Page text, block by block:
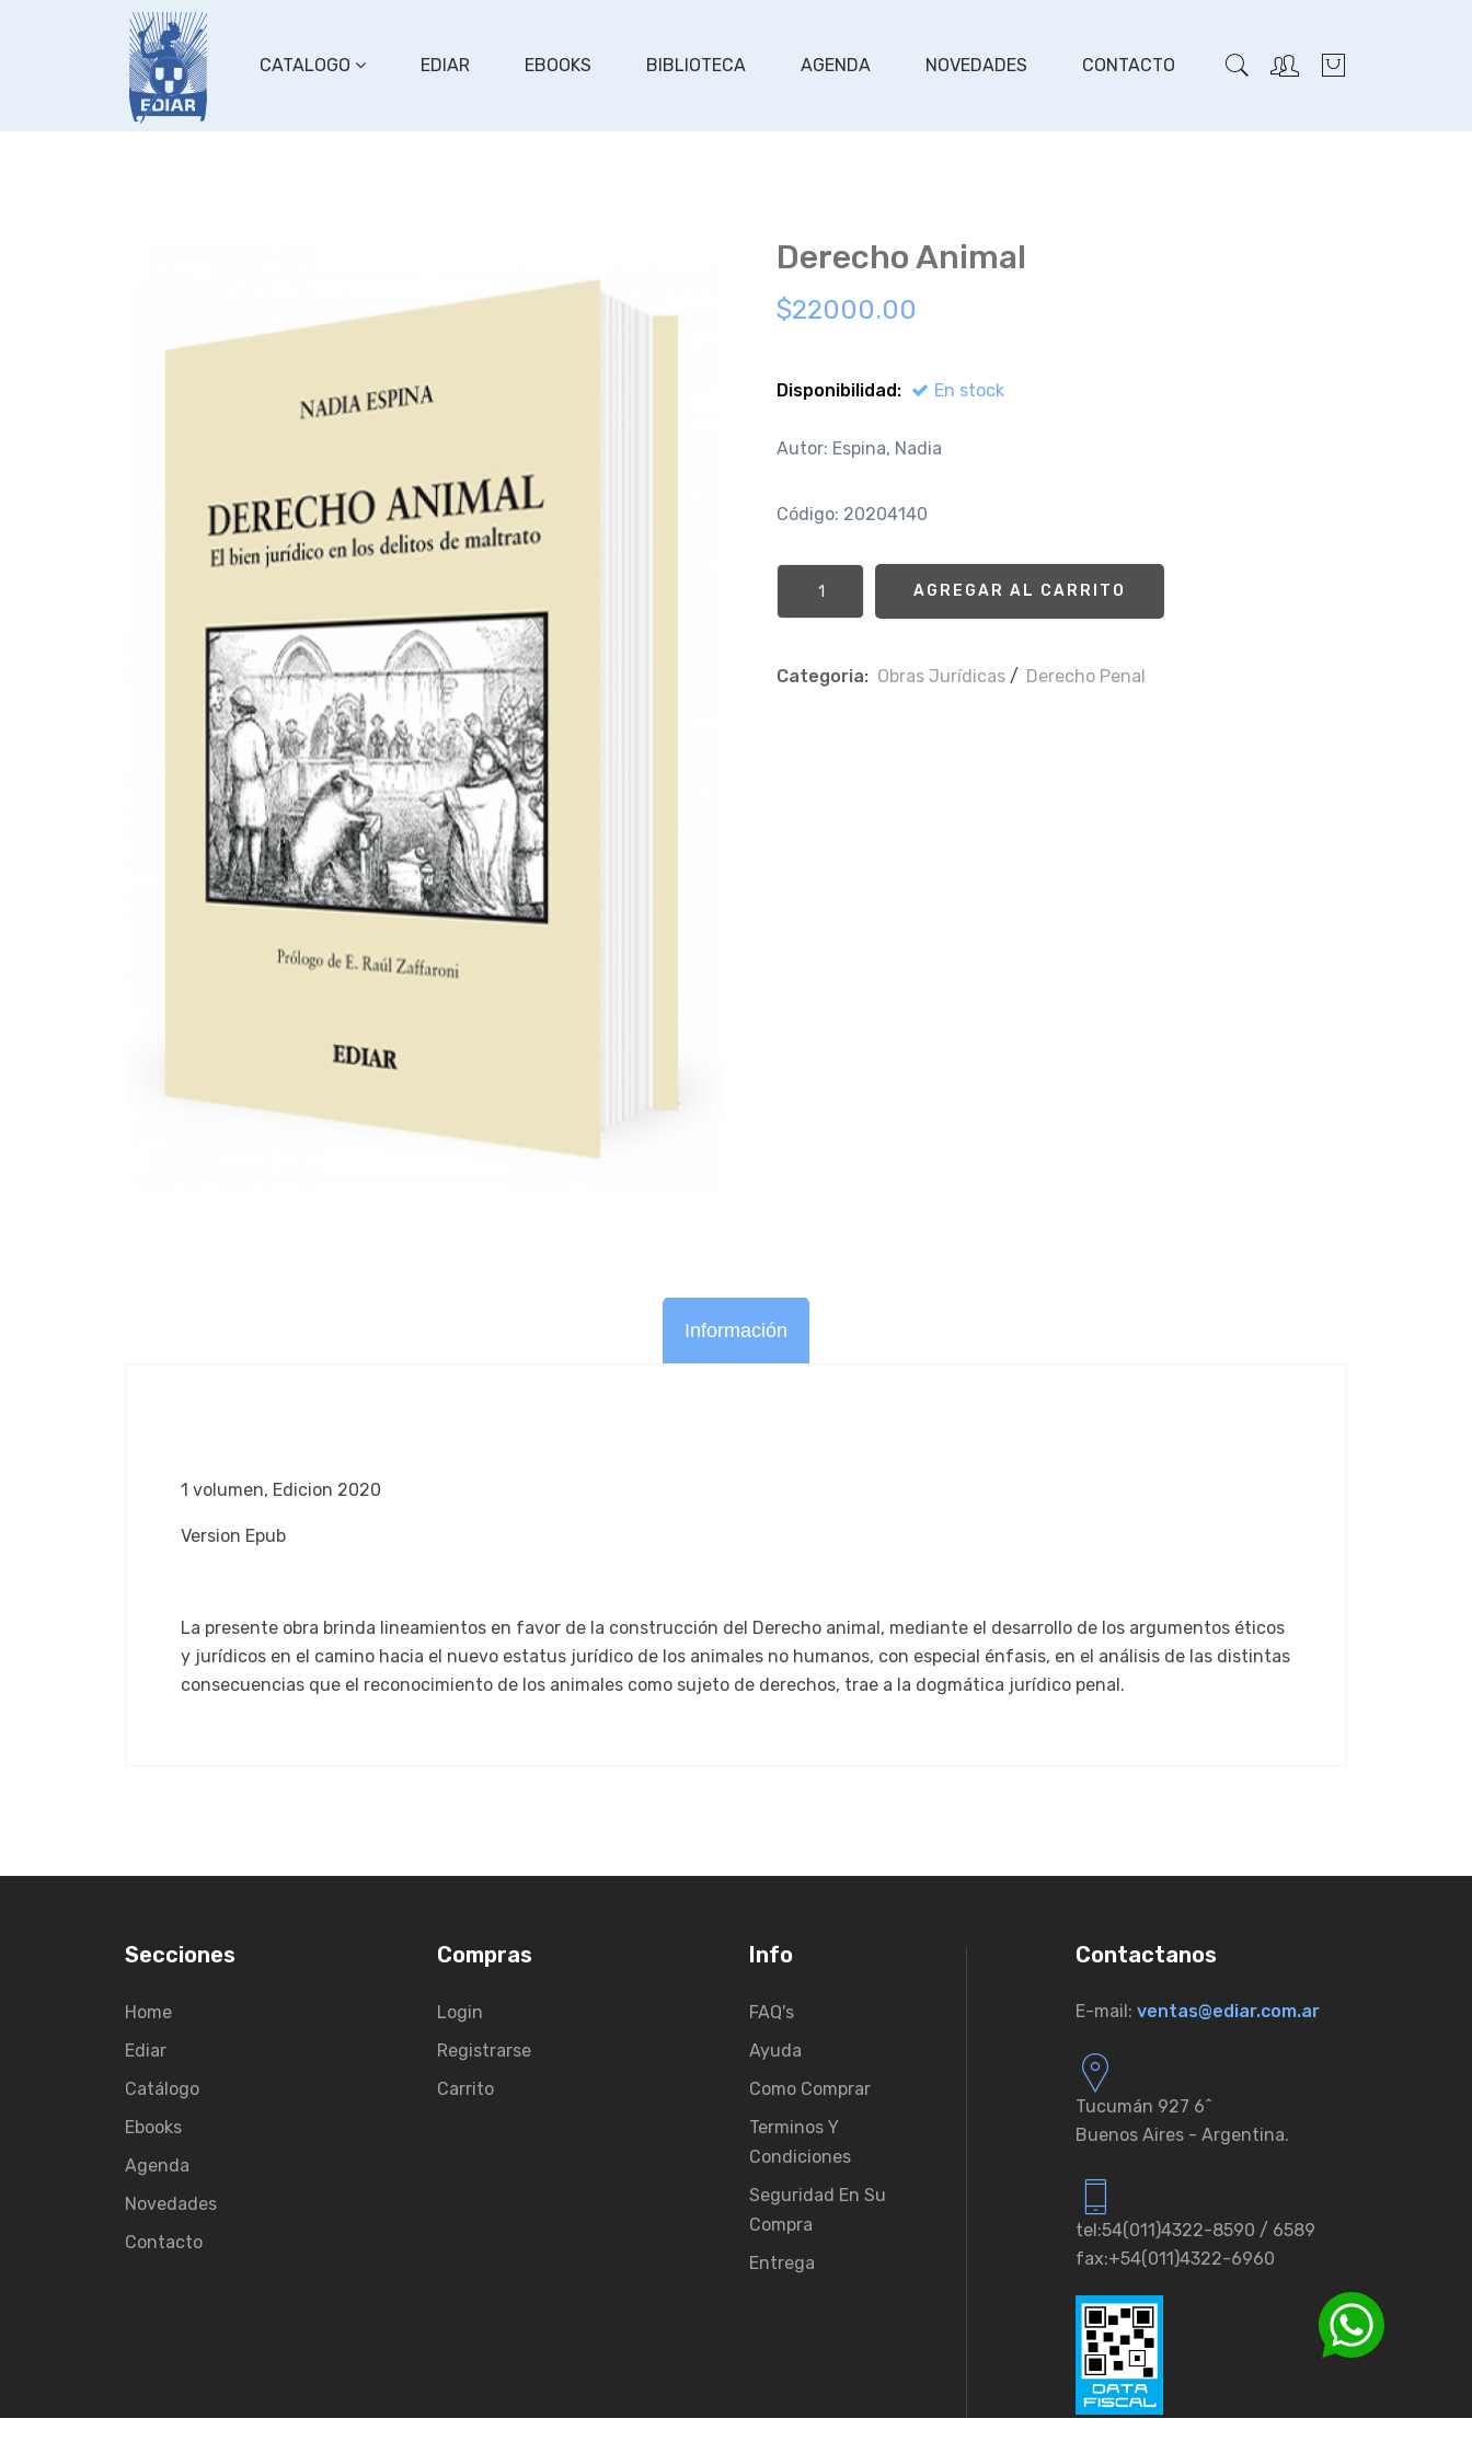
CATALOGO EDIAR EBOOKS BIBLIOTECA AGENDA NOVEDADES CONTACTO
Derecho Animal
$22000.00
Disponibilidad: En stock
Autor: Espina, Nadia
Código: 20204140
AGREGAR AL CARRITO
Categoria: Obras Jurí­dicas / Derecho Penal
Información
1 volumen, Edicion 2020
Version Epub
La presente obra brinda lineamientos en favor de la construcción del Derecho animal, mediante el desarrollo de los argumentos éticos
y jurídicos en el camino hacia el nuevo estatus jurídico de los animales no humanos, con especial énfasis, en el análisis de las distintas
consecuencias que el reconocimiento de los animales como sujeto de derechos, trae a la dogmática jurídico penal.
Secciones
Home
Ediar
Catálogo
Ebooks
Agenda
Novedades
Contacto
Compras
Login
Registrarse
Carrito
Info
FAQ's
Ayuda
Como Comprar
Terminos Y
Condiciones
Seguridad En Su
Compra
Entrega
Contactanos
E-mail: ventas@ediar.com.ar
Tucumán 927 6ˆ
Buenos Aires - Argentina.
tel:54(011)4322-8590 / 6589
fax:+54(011)4322-6960